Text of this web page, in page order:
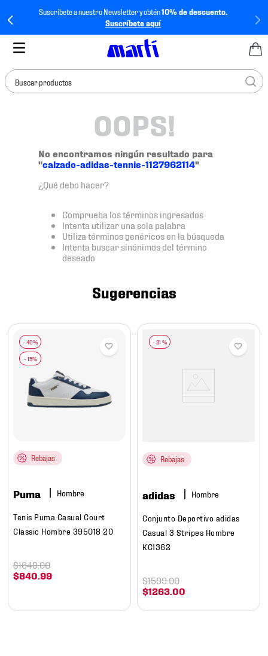
Suscríbete a nuestro Newsletter y obtén10% de descuento.
Suscríbete aquí
Buscar productos
OOPS!
No encontramos ningún resultado para
"calzado-adidas-tennis-1127962114"
¿Qué debo hacer?
Comprueba los términos ingresados
Intenta utilizar una sola palabra
Utiliza términos genéricos en la búsqueda
Intenta buscar sinónimos del término
deseado
Sugerencias
Rebajas
Puma Hombre
Tenis Puma Casual Court
Classic Hombre 395018 20
$840.99
$1649.00
- 21 %
Rebajas
adidas Hombre
Conjunto Deportivo adidas
Casual 3 Stripes Hombre
KC1362
$1263.00
$1599.00
tenis mujer
tenis hombre
tenis
tenis futbol
mochila
10. tenis nike